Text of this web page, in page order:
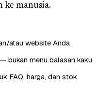
ke manusia.
atau website Anda
bukan menu balasan kaku
FAQ, harga, dan stok